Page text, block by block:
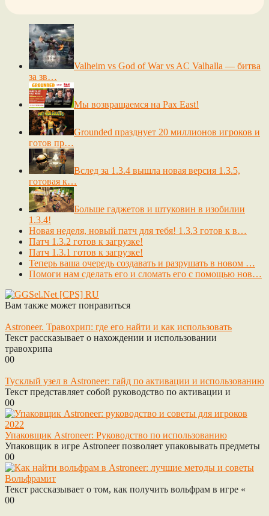
Valheim vs God of War vs AC Valhalla — битва
за зв…
Мы возвращаемся на Pax East!
Grounded празднует 20 миллионов игроков и
готов пр…
Вслед за 1.3.4 вышла новая версия 1.3.5,
готовая к…
Больше гаджетов и штуковин в изобилии
1.3.4!
Новая неделя, новый патч для тебя! 1.3.3 готов к в…
Патч 1.3.2 готов к загрузке!
Патч 1.3.1 готов к загрузке!
Теперь ваша очередь создавать и разрушать в новом …
Помоги нам сделать его и сломать его с помощью нов…
Вам также может понравиться
Astroneer. Травохрип: где его найти и как использовать
Текст рассказывает о нахождении и использовании
травохрипа
00
Тусклый узел в Astroneer: гайд по активации и использованию
Текст представляет собой руководство по активации и
00
Упаковщик Astroneer: Руководство по использованию
Упаковщик в игре Astroneer позволяет упаковывать предметы
00
Вольфрамит
Текст рассказывает о том, как получить вольфрам в игре «
00